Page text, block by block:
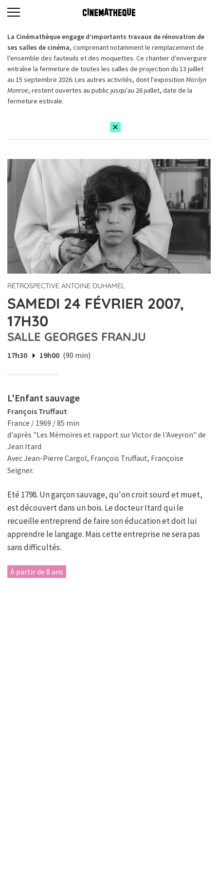
La Cinémathèque engage d’importants travaux de rénovation de
ses salles de cinéma, comprenant notamment le remplacement de
l’ensemble des fauteuils et des moquettes. Ce chantier d’envergure
entraîne la fermeture de toutes les salles de projection du 13 juillet
au 15 septembre 2026. Les autres activités, dont l'exposition Marilyn
Monroe, restent ouvertes au public jusqu'au 26 juillet, date de la
fermeture estivale.
RÉTROSPECTIVE ANTOINE DUHAMEL
SAMEDI 24 FÉVRIER 2007,
17H30
SALLE GEORGES FRANJU
17h30 19h00 (90 min)
L'Enfant sauvage
François Truffaut
France / 1969 / 85 min
d'après "Les Mémoires et rapport sur Victor de l'Aveyron" de
Jean Itard
Avec Jean-Pierre Cargol, François Truffaut, Françoise
Seigner.
Eté 1798. Un garçon sauvage, qu'on croit sourd et muet,
est découvert dans un bois. Le docteur Itard qui le
recueille entreprend de faire son éducation et doit lui
apprendre le langage. Mais cette entreprise ne sera pas
sans difficultés.
À partir de 8 ans